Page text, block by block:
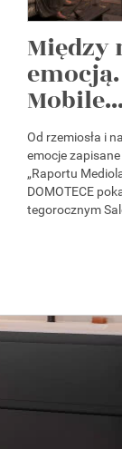
Między
Od rzemiosła i
emocje
„Raportu
DOMOTECE
tegorocznym